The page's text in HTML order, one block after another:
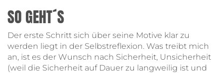
SO GEHT´S
Der erste Schritt sich über seine Motive klar zu
werden liegt in der Selbstreflexion. Was treibt mich
an, ist es der Wunsch nach Sicherheit, Unsicherheit
(weil die Sicherheit auf Dauer zu langweilig ist und